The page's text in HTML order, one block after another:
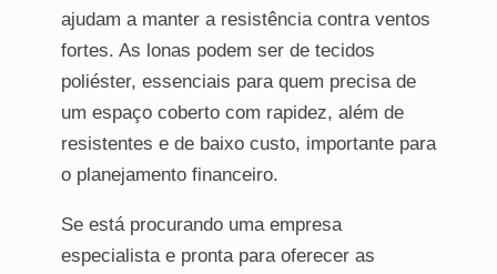
ajudam a manter a resistência contra ventos
fortes. As lonas podem ser de tecidos
poliéster, essenciais para quem precisa de
um espaço coberto com rapidez, além de
resistentes e de baixo custo, importante para
o planejamento financeiro.
Se está procurando uma empresa
especialista e pronta para oferecer as